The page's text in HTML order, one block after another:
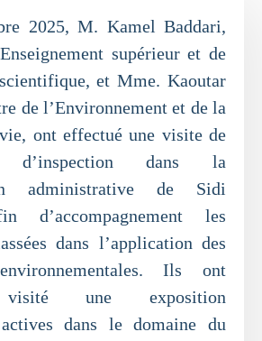
2025, M. Kamel Baddari,
supérieur et de
et Mme. Kaoutar
de l’Environnement et de la
ont effectué une visite de
dans la
administrative de Sidi
d’accompagnement les
dans l’application des
Ils ont
visité une exposition
actives dans le domaine du